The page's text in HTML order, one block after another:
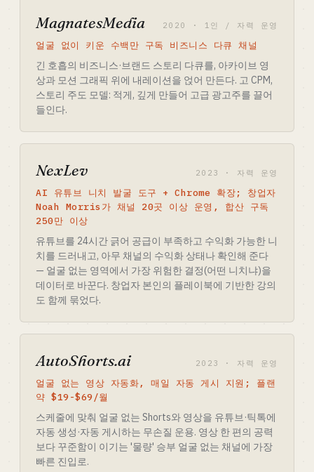
MagnatesMedia 2020 · 1인 / 자력 운영
얼굴 없이 키운 수백만 구독 비즈니스 다큐 채널
긴 호흡의 비즈니스·브랜드 스토리 다큐를, 아카이브 영
상과 모션 그래픽 위에 내레이션을 얹어 만든다. 고 CPM,
스토리 주도 모델: 적게, 깊게 만들어 고급 광고주를 끌어
들인다.
NexLev 2023 · 자력 운영
AI 유튜브 니치 발굴 도구 + Chrome 확장; 창업자
Noah Morris가 채널 20곳 이상 운영, 합산 구독
250만 이상
유튜브를 24시간 긁어 공급이 부족하고 수익화 가능한 니
치를 드러내고, 아무 채널의 수익화 상태나 확인해 준다
— 얼굴 없는 영역에서 가장 위험한 결정(어떤 니치냐)을
데이터로 바꾼다. 창업자 본인의 플레이북에 기반한 강의
도 함께 묶었다.
AutoShorts.ai 2023 · 자력 운영
얼굴 없는 영상 자동화, 매일 자동 게시 지원; 플랜
약 $19-$69/월
스케줄에 맞춰 얼굴 없는 Shorts와 영상을 유튜브·틱톡에
자동 생성·자동 게시하는 무손질 운용. 영상 한 편의 공력
보다 꾸준함이 이기는 '물량' 승부 얼굴 없는 채널에 가장
빠른 진입로.